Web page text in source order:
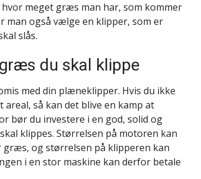
meget græs man har, som kommer
man også vælge en klipper, som er
slås.
du skal klippe
med din plæneklipper. Hvis du ikke
så kan det blive en kamp at
bør du investere i en god, solid og
klippes. Størrelsen på motoren kan
græs, og størrelsen på klipperen kan
i en stor maskine kan derfor betale